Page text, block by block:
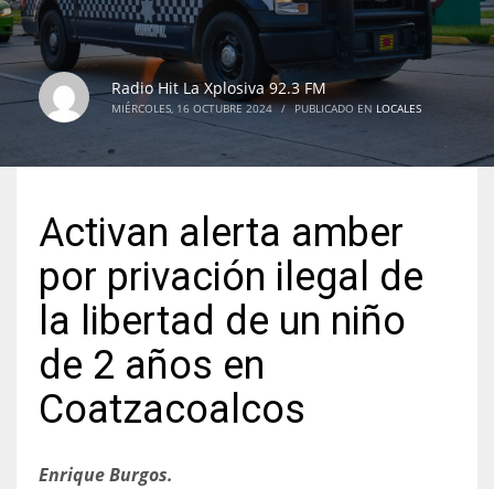
Radio Hit La Xplosiva 92.3 FM
MIÉRCOLES, 16 OCTUBRE 2024 / PUBLICADO EN LOCALES
Activan alerta amber
por privación ilegal de
la libertad de un niño
de 2 años en
Coatzacoalcos
Enrique Burgos.